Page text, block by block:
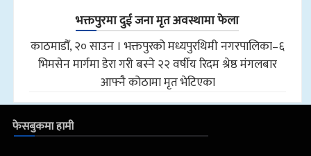
भक्तपुरमा दुई जना मृत अवस्थामा फेला
काठमाडौँ, २० साउन । भक्तपुरको मध्यपुरथिमी नगरपालिका–६
भिमसेन मार्गमा डेरा गरी बस्ने २२ वर्षीय रिदम श्रेष्ठ मंगलबार
आफ्नै कोठामा मृत भेटिएका
फेसबुकमा हामी